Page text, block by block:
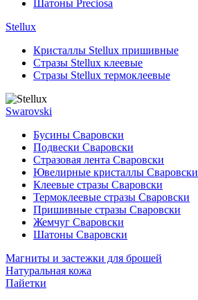
Шатоны Preciosa
Stellux
Кристаллы Stellux пришивные
Стразы Stellux клеевые
Стразы Stellux термоклеевые
Swarovski
Бусины Сваровски
Подвески Сваровски
Стразовая лента Сваровски
Ювелирные кристаллы Сваровски
Клеевые стразы Сваровски
Термоклеевые стразы Сваровски
Пришивные стразы Сваровски
Жемчуг Сваровски
Шатоны Сваровски
Магниты и застежки для брошей
Натуральная кожа
Пайетки